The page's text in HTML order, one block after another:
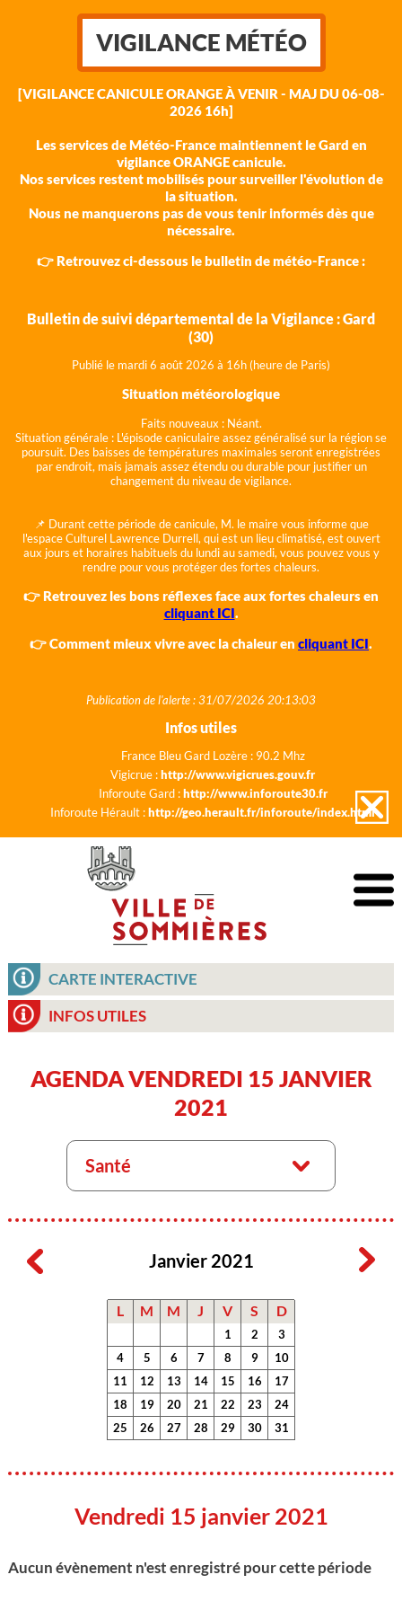
VIGILANCE MÉTÉO
[VIGILANCE CANICULE ORANGE À VENIR - MAJ DU 06-08-
2026 16h]
Les services de Météo-France maintiennent le Gard en
vigilance ORANGE canicule.
Nos services restent mobilisés pour surveiller l'évolution de
la situation.
Nous ne manquerons pas de vous tenir informés dès que
nécessaire.
👉 Retrouvez ci-dessous le bulletin de météo-France :
Bulletin de suivi départemental de la Vigilance : Gard
(30)
Publié le mardi 6 août 2026 à 16h (heure de Paris)
Situation météorologique
Faits nouveaux : Néant.
Situation générale : L'épisode caniculaire assez généralisé sur la région se
poursuit. Des baisses de températures maximales seront enregistrées
par endroit, mais jamais assez étendu ou durable pour justifier un
changement du niveau de vigilance.
📌 Durant cette période de canicule, M. le maire vous informe que
l'espace Culturel Lawrence Durrell, qui est un lieu climatisé, est ouvert
aux jours et horaires habituels du lundi au samedi, vous pouvez vous y
rendre pour vous protéger des fortes chaleurs.
👉 Retrouvez les bons réflexes face aux fortes chaleurs en
cliquant ICI.
👉 Comment mieux vivre avec la chaleur en cliquant ICI.
Publication de l'alerte : 31/07/2026 20:13:03
Infos utiles
France Bleu Gard Lozère : 90.2 Mhz
Vigicrue :http://www.vigicrues.gouv.fr
Inforoute Gard :http://www.inforoute30.fr
Inforoute Hérault :http://geo.herault.fr/inforoute/index.html
CARTE INTERACTIVE
INFOS UTILES
AGENDA VENDREDI 15 JANVIER
2021
Santé
Janvier 2021
L M M J V S D
1 2
3
4
5 6 7 8 9
10
11
12 13 14 15 16
17
18
19 20 21 22 23
24
25
26 27 28 29 30 31
Vendredi 15 janvier 2021
Aucun évènement n'est enregistré pour cette période